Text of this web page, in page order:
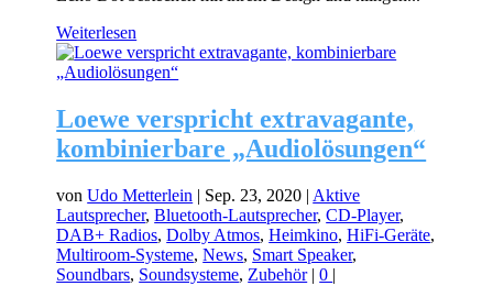
Weiterlesen
Loewe verspricht extravagante,
kombinierbare „Audiolösungen“
vonUdo Metterlein | Sep. 23, 2020 | Aktive
Lautsprecher,Bluetooth-Lautsprecher,CD-Player,
DAB+ Radios,Dolby Atmos,Heimkino,HiFi-Geräte,
Multiroom-Systeme,News, Smart Speaker,
Soundbars, Soundsysteme, Zubehör|0 |